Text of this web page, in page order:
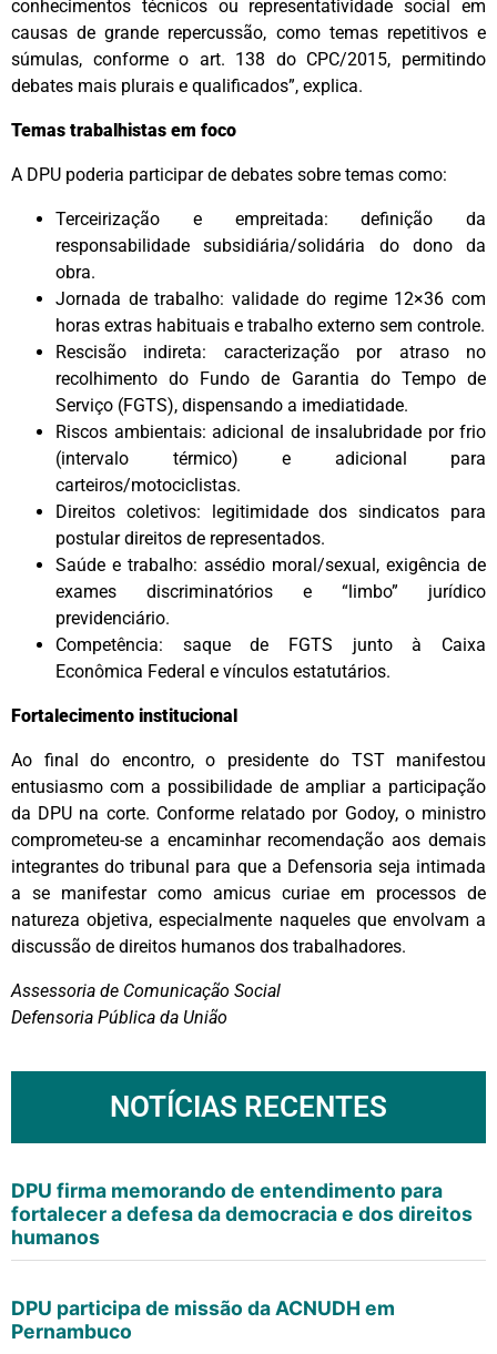
conhecimentos técnicos ou representatividade social em
causas de grande repercussão, como temas repetitivos e
súmulas, conforme o art. 138 do CPC/2015, permitindo
debates mais plurais e qualificados”, explica.
Temas trabalhistas em foco
A DPU poderia participar de debates sobre temas como:
Terceirização e empreitada: definição da
responsabilidade subsidiária/solidária do dono da
obra.
Jornada de trabalho: validade do regime 12×36 com
horas extras habituais e trabalho externo sem controle.
Rescisão indireta: caracterização por atraso no
recolhimento do Fundo de Garantia do Tempo de
Serviço (FGTS), dispensando a imediatidade.
Riscos ambientais: adicional de insalubridade por frio
(intervalo térmico) e adicional para
carteiros/motociclistas.
Direitos coletivos: legitimidade dos sindicatos para
postular direitos de representados.
Saúde e trabalho: assédio moral/sexual, exigência de
exames discriminatórios e “limbo” jurídico
previdenciário.
Competência: saque de FGTS junto à Caixa
Econômica Federal e vínculos estatutários.
Fortalecimento institucional
Ao final do encontro, o presidente do TST manifestou
entusiasmo com a possibilidade de ampliar a participação
da DPU na corte. Conforme relatado por Godoy, o ministro
comprometeu-se a encaminhar recomendação aos demais
integrantes do tribunal para que a Defensoria seja intimada
a se manifestar como amicus curiae em processos de
natureza objetiva, especialmente naqueles que envolvam a
discussão de direitos humanos dos trabalhadores.
Assessoria de Comunicação Social
Defensoria Pública da União
NOTÍCIAS RECENTES
DPU firma memorando de entendimento para
fortalecer a defesa da democracia e dos direitos
humanos
DPU participa de missão da ACNUDH em
Pernambuco